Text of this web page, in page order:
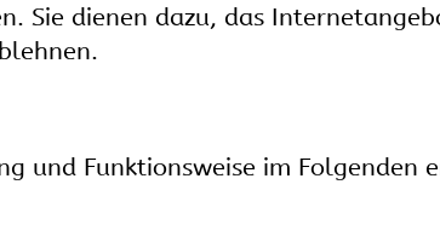
Sie dienen dazu, das
und Funktionsweise im Folgenden